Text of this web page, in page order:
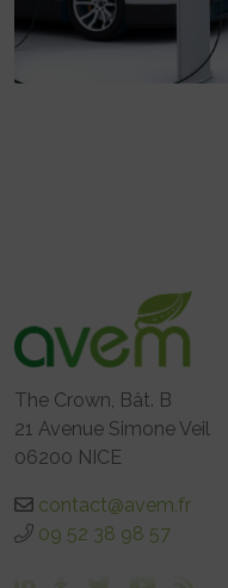
The Crown, Bât. B
21 Avenue Simone Veil
06200 NICE
contact@avem.fr
09 52 38 98 57